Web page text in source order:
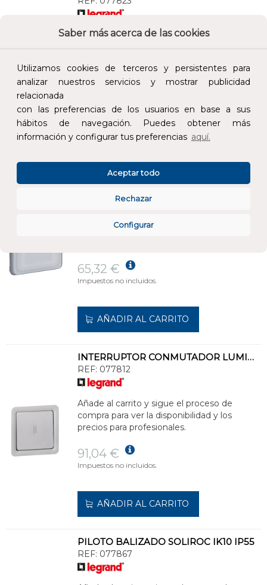
Saber más acerca de las cookies
Utilizamos cookies de terceros y persistentes para
analizar nuestros servicios y mostrar publicidad
relacionada
con las preferencias de los usuarios en base a sus
hábitos de navegación. Puedes obtener más
información y configurar tus preferencias aquí.
Configurar
Rechazar
Aceptar todo
Añade al carrito y sigue el proceso de
267,90 €
AÑADIR AL CARRITO
REF:077868
compra para ver la disponibilidad y los
65,32 €
Impuestos no incluidos.
AÑADIR AL CARRITO
INTERRUPTOR CONMUTADOR LUMINOSO SOLIROC 10AX 250V IK10
REF: 077812
Añade al carrito y sigue el proceso de
compra para ver la disponibilidad y los
precios para profesionales.
91,04 €
Impuestos no incluidos.
AÑADIR AL CARRITO
PILOTO BALIZADO SOLIROC IK10 IP55
REF: 077867